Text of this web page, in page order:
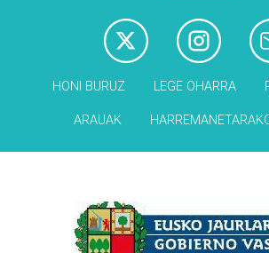
HONI BURUZ LEGE OHARRA
ARAUAK